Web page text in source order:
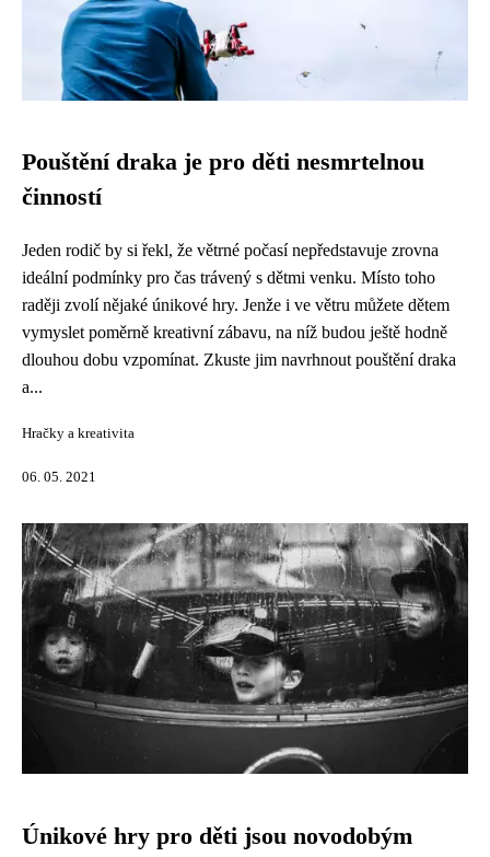
Pouštění draka je pro děti nesmrtelnou
činností
Jeden rodič by si řekl, že větrné počasí nepředstavuje zrovna
ideální podmínky pro čas trávený s dětmi venku. Místo toho
raději zvolí nějaké únikové hry. Jenže i ve větru můžete dětem
vymyslet poměrně kreativní zábavu, na níž budou ještě hodně
dlouhou dobu vzpomínat. Zkuste jim navrhnout pouštění draka
a...
Hračky a kreativita
06. 05. 2021
Únikové hry pro děti jsou novodobým